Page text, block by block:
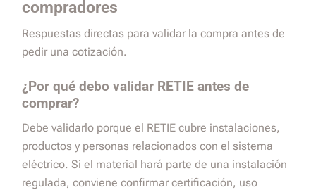
compradores
Respuestas directas para validar la compra antes de
pedir una cotización.
¿Por qué debo validar RETIE antes de
comprar?
Debe validarlo porque el RETIE cubre instalaciones,
productos y personas relacionados con el sistema
eléctrico. Si el material hará parte de una instalación
regulada, conviene confirmar certificación, uso